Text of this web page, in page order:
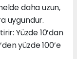
daha uzun,
uygundur.
Yüzde 10’dan
yüzde 100’e